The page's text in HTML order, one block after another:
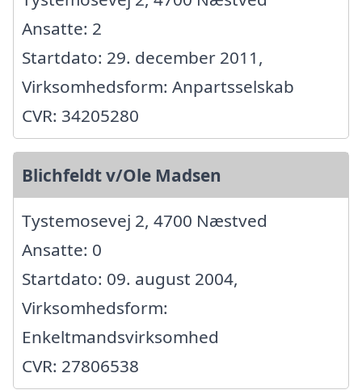
Ansatte: 2
Startdato: 29. december 2011,
Virksomhedsform: Anpartsselskab
CVR: 34205280
Blichfeldt v/Ole Madsen
Tystemosevej 2, 4700 Næstved
Ansatte: 0
Startdato: 09. august 2004,
Virksomhedsform:
Enkeltmandsvirksomhed
CVR: 27806538